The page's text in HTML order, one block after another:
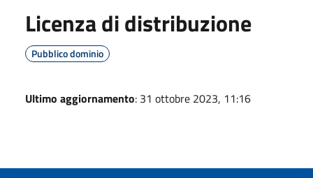
Licenza di distribuzione
Pubblico dominio
Ultimo aggiornamento: 31 ottobre 2023, 11:16